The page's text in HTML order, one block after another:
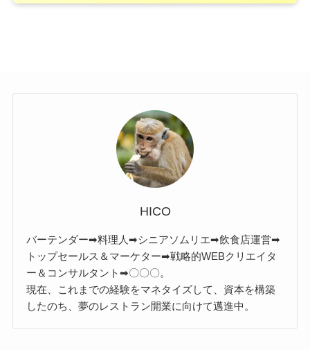
HICO
バーテンダー➡料理人➡シニアソムリエ➡飲食店運営➡
トップセールス＆マーケター➡戦略的WEBクリエイタ
ー＆コンサルタント➡〇〇〇。
現在、これまでの経験をマネタイズして、資本を構築
したのち、夢のレストラン開業に向けて邁進中。